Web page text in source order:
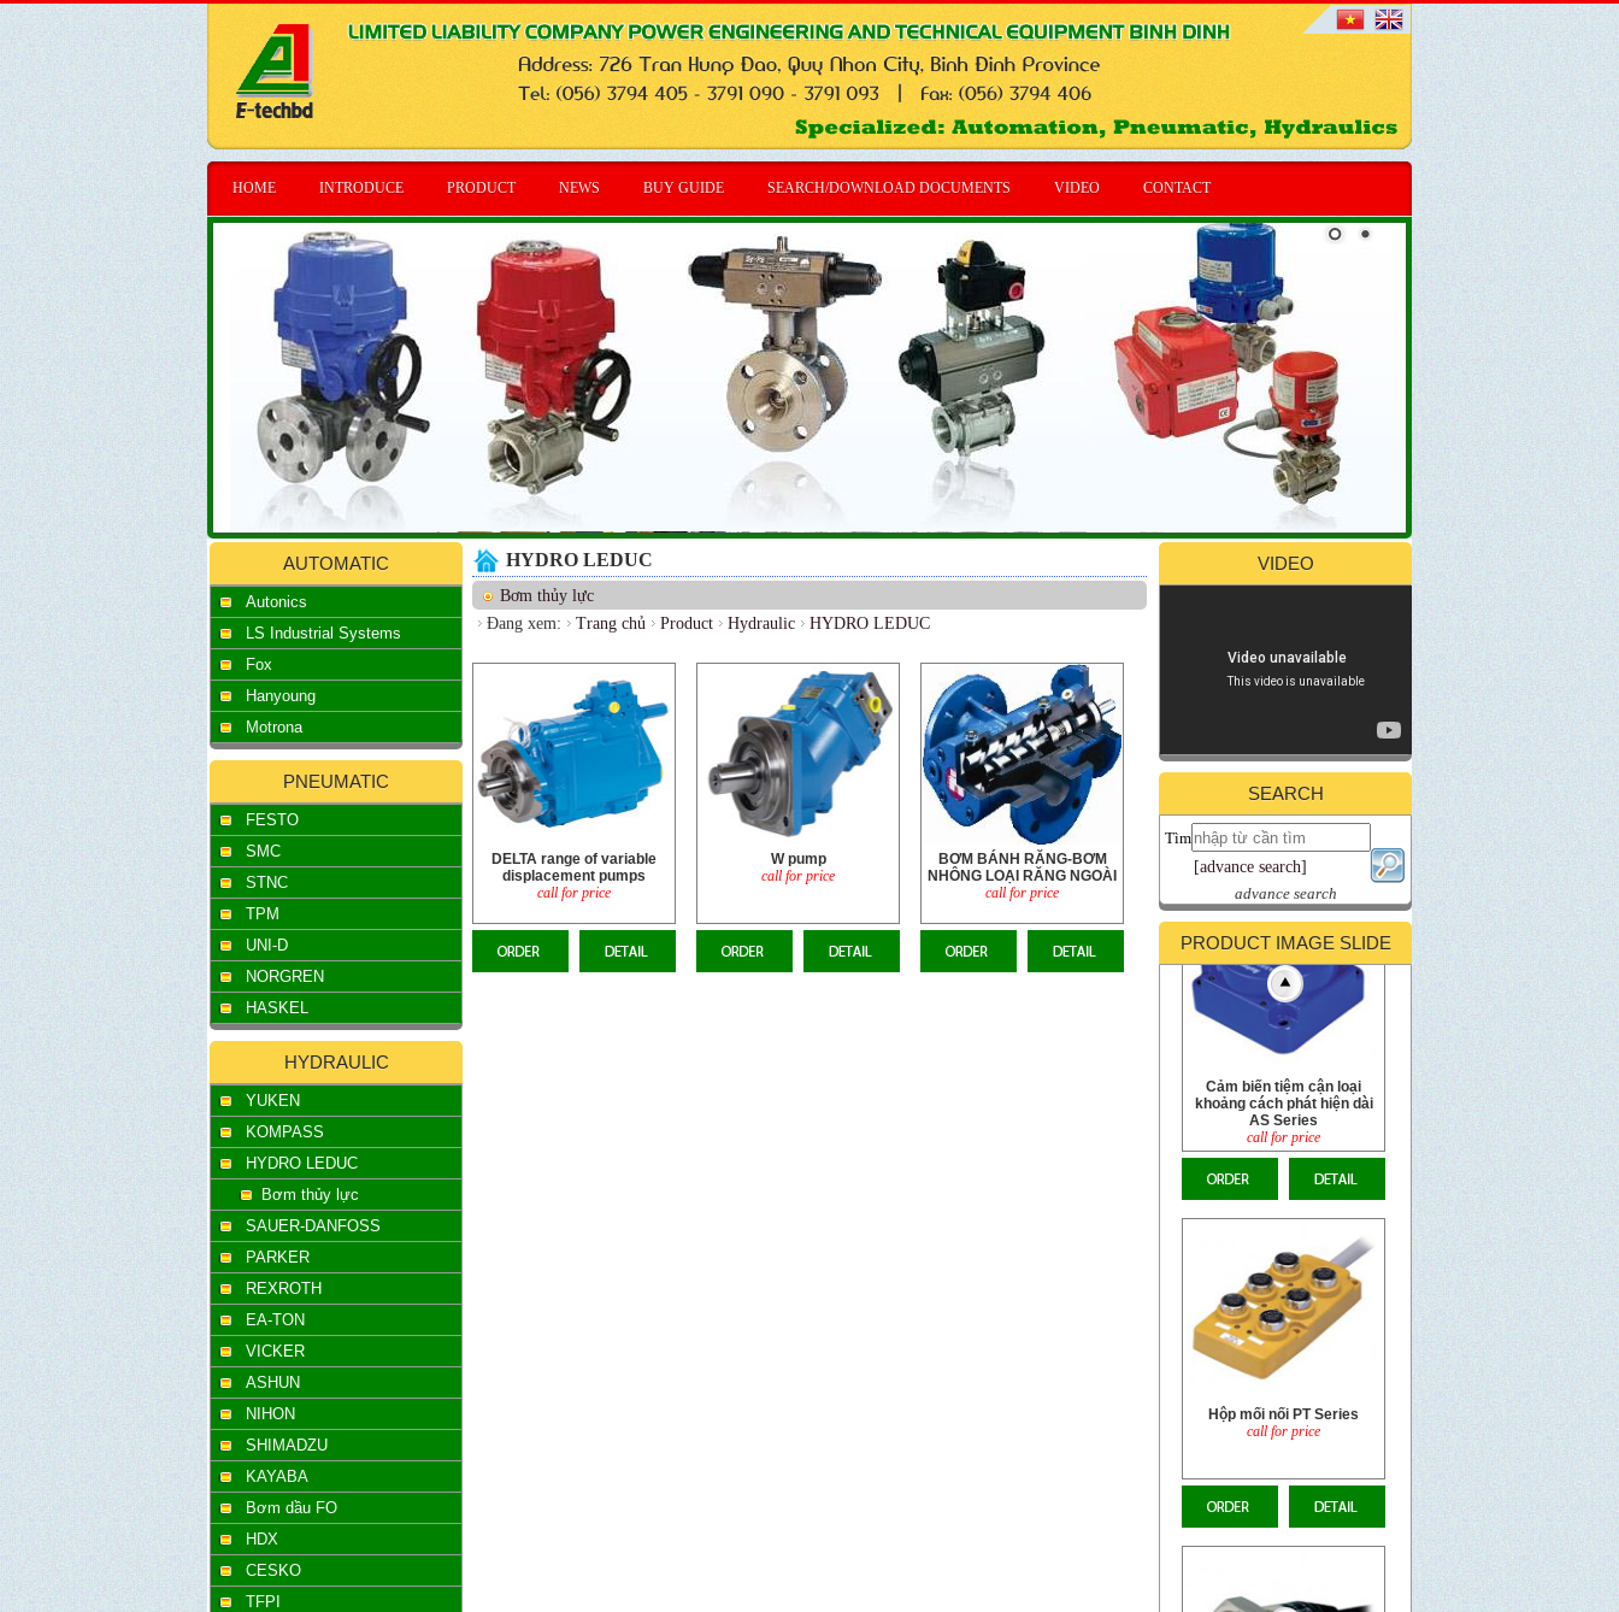
HOME INTRODUCE PRODUCT NEWS BUY GUIDE SEARCH/DOWNLOAD DOCUMENTS VIDEO CONTACT
AUTOMATIC
Autonics
LS Industrial Systems
Fox
Hanyoung
Motrona
PNEUMATIC
FESTO
SMC
STNC
TPM
UNI-D
NORGREN
HASKEL
HYDRAULIC
YUKEN
KOMPASS
HYDRO LEDUC
Bơm thủy lực
SAUER-DANFOSS
PARKER
REXROTH
EA-TON
VICKER
ASHUN
NIHON
SHIMADZU
KAYABA
Bơm dầu FO
HDX
CESKO
TFPI
HYDRO LEDUC
Bơm thủy lực
Đang xem:
Trang chủ Product Hydraulic HYDRO LEDUC
DELTA range of variable
displacement pumps
call for price
W pump
call for price
BƠM BÁNH RĂNG-BƠM
NHÔNG LOẠI RĂNG NGOÀI
call for price
VIDEO
SEARCH
Tìm
[advance search]
advance search
PRODUCT IMAGE SLIDE
Loại hình trụ có giắc cắm
PRCM Series
Cảm biến tiệm cận loại điện
dung CR Series
call for price
Cảm biến tiệm cận loại dẹp
PFI Series
Cảm biến tiệm cận loại
khoảng cách phát hiện dài
AS Series
call for price
Hộp mối nối PT Series
call for price